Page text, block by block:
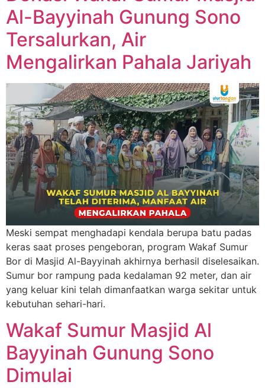
Al-Bayyinah Gunung Sono
Tersalurkan, Air
Mengalirkan Pahala Jariyah
Meski sempat menghadapi kendala berupa batu padas
keras saat proses pengeboran, program Wakaf Sumur
Bor di Masjid Al-Bayyinah akhirnya berhasil diselesaikan.
Sumur bor rampung pada kedalaman 92 meter, dan air
yang keluar kini telah dimanfaatkan warga sekitar untuk
kebutuhan sehari-hari.
Wakaf Sumur Masjid Al
Bayyinah Gunung Sono
Dimulai